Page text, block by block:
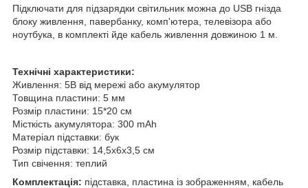
Підключати для підзарядки світильник можна до USB гнізда
блоку живлення, павербанку, комп'ютера, телевізора або
ноутбука, в комплекті йде кабель живлення довжиною 1 м.
Технічні характеристики:
Живлення: 5В від мережі або акумулятор
Товщина пластини: 5 мм
Розмір пластини: 15*20 см
Місткість акумулятора: 300 mAh
Матеріал підставки: бук
Розмір підставки: 14,5x6x3,5 см
Тип свічення: теплий
Комплектація: підставка, пластина із зображенням, кабель